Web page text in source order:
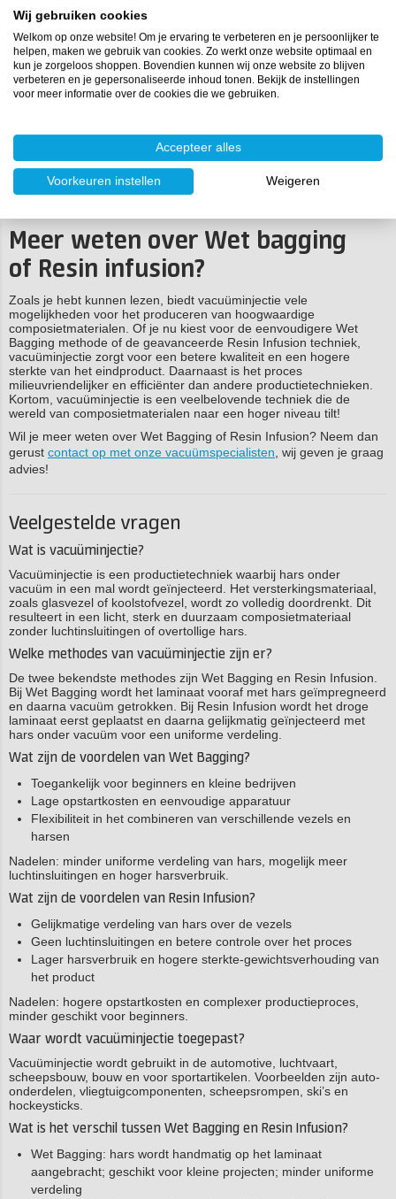
vezels aangebracht.
vacuümproces. Dit zorgt voor
een gelijkmatige verdeling zonder
luchtinsluiting.
aanbrengen van de hars.
Vaak toegepast bij kleine
projecten.
Vaak toegepast bij grote
projecten.
Meer weten over Wet bagging
of Resin infusion?
Zoals je hebt kunnen lezen, biedt vacuüminjectie vele
mogelijkheden voor het produceren van hoogwaardige
composietmaterialen. Of je nu kiest voor de eenvoudigere Wet
Bagging methode of de geavanceerde Resin Infusion techniek,
vacuüminjectie zorgt voor een betere kwaliteit en een hogere
sterkte van het eindproduct. Daarnaast is het proces
milieuvriendelijker en efficiënter dan andere productietechnieken.
Kortom, vacuüminjectie is een veelbelovende techniek die de
wereld van composietmaterialen naar een hoger niveau tilt!
Wil je meer weten over Wet Bagging of Resin Infusion? Neem dan
gerust contact op met onze vacuümspecialisten , wij geven je graag
advies!
Veelgestelde vragen
Wat is vacuüminjectie?
Vacuüminjectie is een productietechniek waarbij hars onder
vacuüm in een mal wordt geïnjecteerd. Het versterkingsmateriaal,
zoals glasvezel of koolstofvezel, wordt zo volledig doordrenkt. Dit
resulteert in een licht, sterk en duurzaam composietmateriaal
zonder luchtinsluitingen of overtollige hars.
Welke methodes van vacuüminjectie zijn er?
De twee bekendste methodes zijn Wet Bagging en Resin Infusion.
Bij Wet Bagging wordt het laminaat vooraf met hars geïmpregneerd
en daarna vacuüm getrokken. Bij Resin Infusion wordt het droge
laminaat eerst geplaatst en daarna gelijkmatig geïnjecteerd met
hars onder vacuüm voor een uniforme verdeling.
Wat zijn de voordelen van Wet Bagging?
Toegankelijk voor beginners en kleine bedrijven
Lage opstartkosten en eenvoudige apparatuur
Flexibiliteit in het combineren van verschillende vezels en
harsen
Nadelen: minder uniforme verdeling van hars, mogelijk meer
luchtinsluitingen en hoger harsverbruik.
Wat zijn de voordelen van Resin Infusion?
Gelijkmatige verdeling van hars over de vezels
Geen luchtinsluitingen en betere controle over het proces
Lager harsverbruik en hogere sterkte-gewichtsverhouding van
het product
Nadelen: hogere opstartkosten en complexer productieproces,
minder geschikt voor beginners.
Waar wordt vacuüminjectie toegepast?
Vacuüminjectie wordt gebruikt in de automotive, luchtvaart,
scheepsbouw, bouw en voor sportartikelen. Voorbeelden zijn auto-
onderdelen, vliegtuigcomponenten, scheepsrompen, ski’s en
hockeysticks.
Wat is het verschil tussen Wet Bagging en Resin Infusion?
Wet Bagging: hars wordt handmatig op het laminaat
aangebracht; geschikt voor kleine projecten; minder uniforme
verdeling
Wij gebruiken cookies
Welkom op onze website! Om je ervaring te verbeteren en je persoonlijker te
helpen, maken we gebruik van cookies. Zo werkt onze website optimaal en
kun je zorgeloos shoppen. Bovendien kunnen wij onze website zo blijven
verbeteren en je gepersonaliseerde inhoud tonen. Bekijk de instellingen
voor meer informatie over de cookies die we gebruiken.
Accepteer alles
Voorkeuren instellen Weigeren